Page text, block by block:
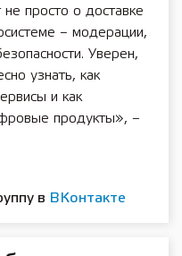
просто о доставке
– модерации,
Уверен,
узнать, как
и как
продукты», –
в ВКонтакте